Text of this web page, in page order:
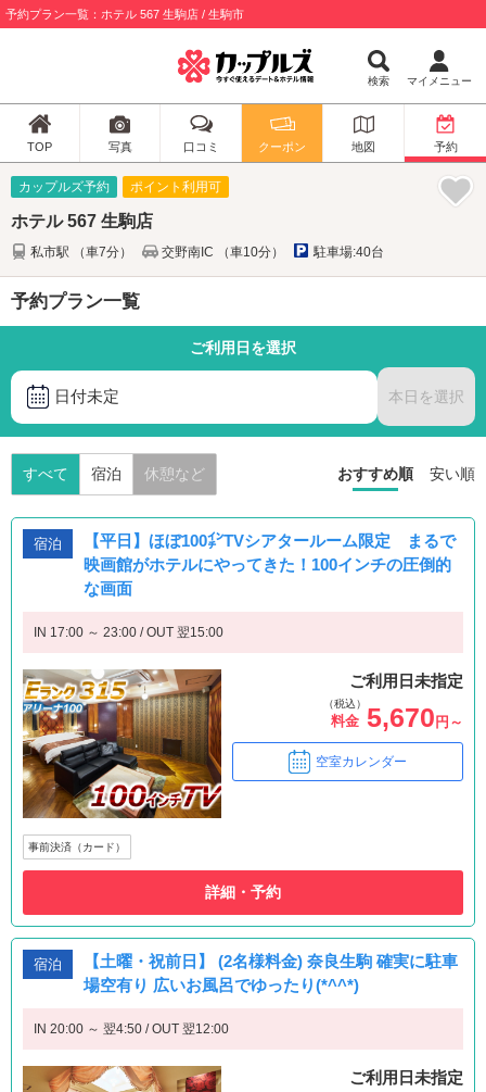
予約プラン一覧：ホテル 567 生駒店 / 生駒市
検索 マイメニュー
TOP 写真 口コミ クーポン 地図 予約
カップルズ予約 ポイント利用可
ホテル 567 生駒店
私市駅 （車7分） 交野南IC （車10分） 駐車場:40台
予約プラン一覧
ご利用日を選択
日付未定 本日を選択
すべて 宿泊 休憩など おすすめ順 安い順
宿泊
【平日】ほぼ100㌅TVシアタールーム限定 まるで
映画館がホテルにやってきた！100インチの圧倒的
な画面
IN 17:00 ～ 23:00 / OUT 翌15:00
ご利用日未指定
（税込）
料金 5,670 円～
空室カレンダー
事前決済（カード）
詳細・予約
宿泊
【土曜・祝前日】 (2名様料金) 奈良生駒 確実に駐車
場空有り 広いお風呂でゆったり(*^^*)
IN 20:00 ～ 翌4:50 / OUT 翌12:00
ご利用日未指定